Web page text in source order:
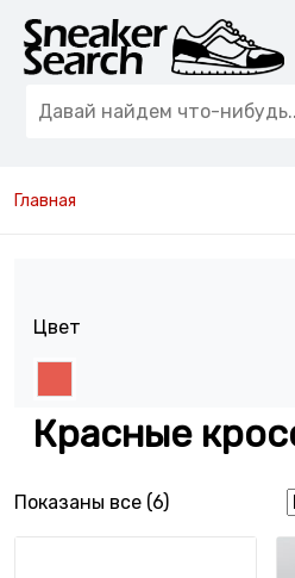
Главная
Красные
Показаны все (6)Сортировка:
Цвет